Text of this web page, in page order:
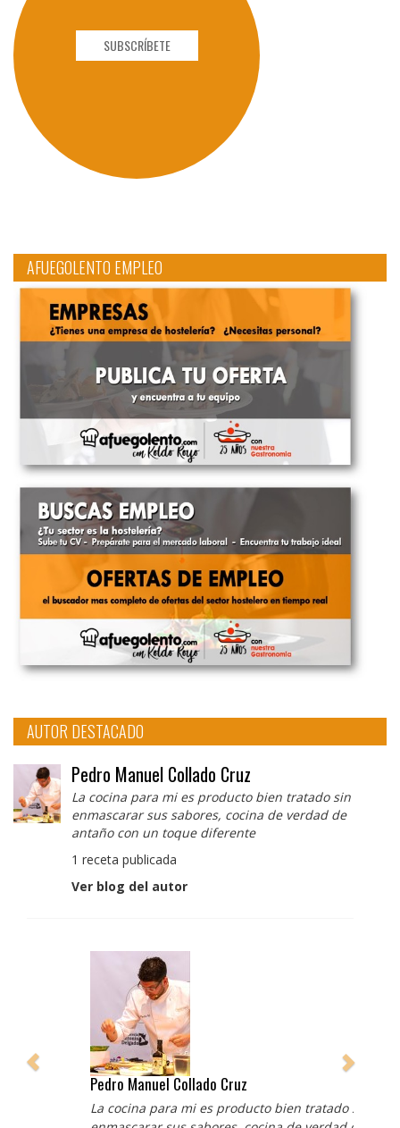
SUBSCRÍBETE
AFUEGOLENTO EMPLEO
AUTOR DESTACADO
Pedro Manuel Collado Cruz
La cocina para mi es producto bien tratado sin
enmascarar sus sabores, cocina de verdad de
antaño con un toque diferente
1 receta publicada
Ver blog del autor
Pedro Manuel Collado Cruz
La cocina para mi es producto bien tratado sin